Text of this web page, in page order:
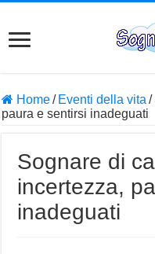
Home/ Eventi della vita /
paura e sentirsi inadeguati
Sognare di
incertezza,
inadeguati